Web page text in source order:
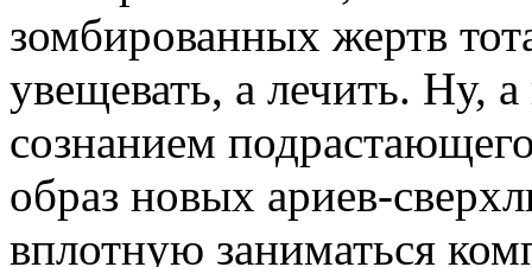
зомбированных жертв
увещевать, а лечить. Ну,
сознанием
образ новых ариев-
вплотную заниматься